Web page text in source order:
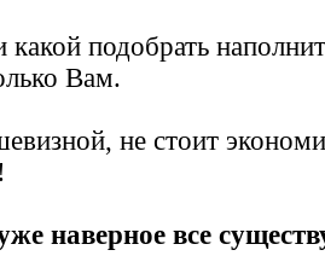
подобрать
Вам.
не стоит
наверное все